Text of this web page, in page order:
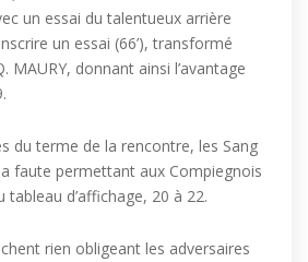
un essai du talentueux arrière
un essai (66’), transformé
MAURY, donnant ainsi l’avantage
du terme de la rencontre, les Sang
faute permettant aux Compiegnois
tableau d’affichage, 20 à 22.
rien obligeant les adversaires